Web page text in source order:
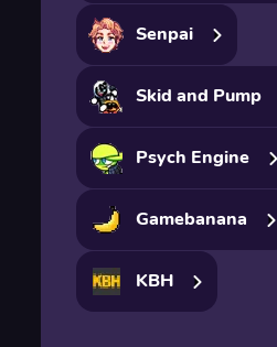
Senpai
Skid and Pump
Psych Engine
Gamebanana
KBH